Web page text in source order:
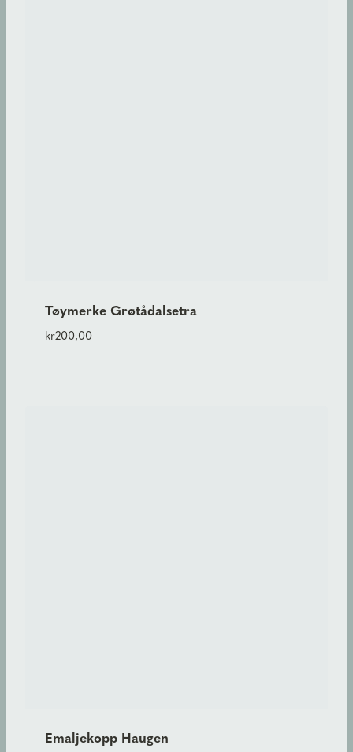
Tøymerke Grøtådalsetra
kr200,00
Emaljekopp Haugen